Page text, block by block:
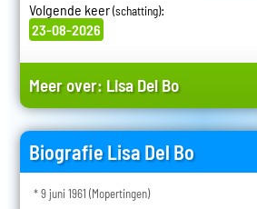
Volgende keer(schatting):
23-08-2026
Meer over: Lisa Del Bo
Biografie Lisa Del Bo
* 9 juni 1961 (Mopertingen)